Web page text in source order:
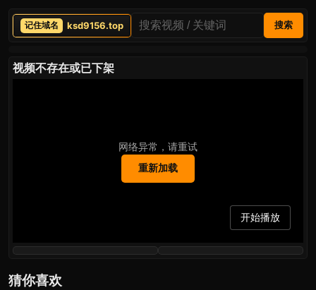
ksd9156.top 搜索
视频不存在或已下架
网络异常，请重试
重新加载
开始播放
猜你喜欢